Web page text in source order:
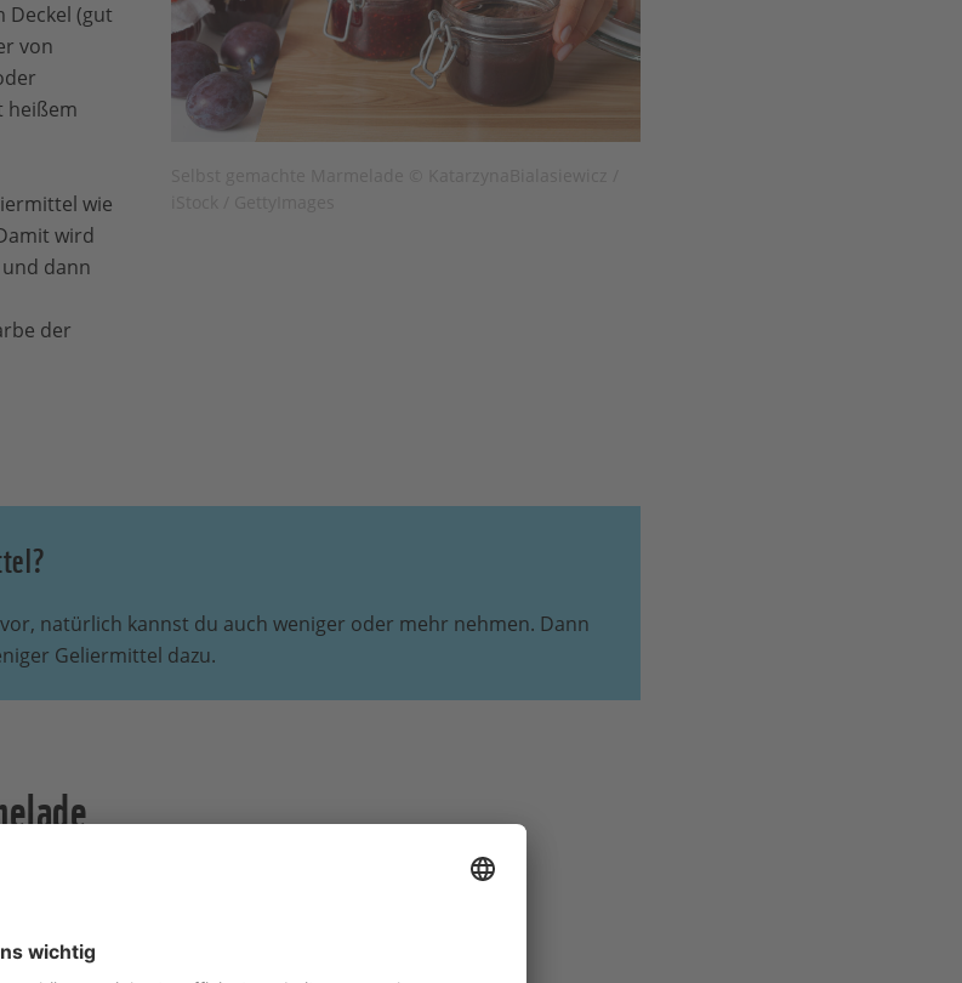
Deckel (gut
von
heißem
wie
wird
dann
der
vor, natürlich kannst du auch weniger oder mehr nehmen. Dann
Geliermittel dazu.